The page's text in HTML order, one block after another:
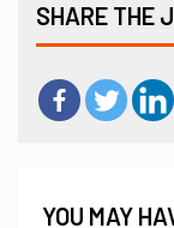
SHARE THE
YOU MAY